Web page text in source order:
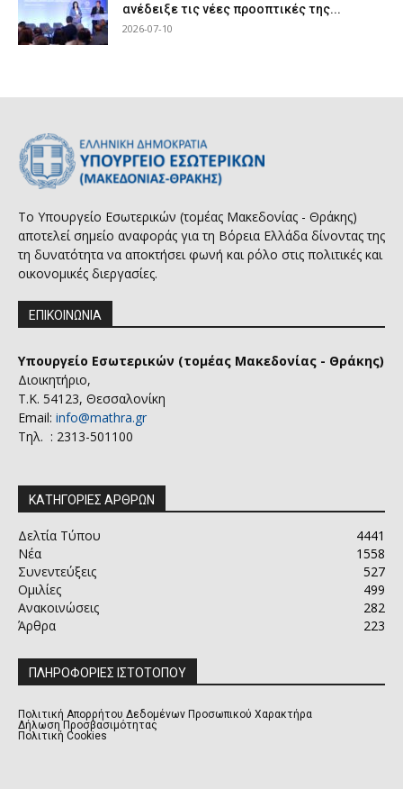
ανέδειξε τις νέες προοπτικές της...
2026-07-10
Το Υπουργείο Εσωτερικών (τομέας Μακεδονίας - Θράκης)
αποτελεί σημείο αναφοράς για τη Βόρεια Ελλάδα δίνοντας της
τη δυνατότητα να αποκτήσει φωνή και ρόλο στις πολιτικές και
οικονομικές διεργασίες.
ΕΠΙΚΟΙΝΩΝΙΑ
Υπουργείο Εσωτερικών (τομέας Μακεδονίας - Θράκης)
Διοικητήριο,
Τ.Κ. 54123, Θεσσαλονίκη
Email: info@mathra.gr
Τηλ. : 2313-501100
ΚΑΤΗΓΟΡΙΕΣ ΑΡΘΡΩΝ
Δελτία Τύπου
4441
Νέα
1558
Συνεντεύξεις
527
Ομιλίες
499
Ανακοινώσεις
282
Άρθρα
223
ΠΛΗΡΟΦΟΡΙΕΣ ΙΣΤΟΤΟΠΟΥ
Πολιτική Απορρήτου Δεδομένων Προσωπικού Χαρακτήρα
Δήλωση Προσβασιμότητας
Πολιτική Cookies